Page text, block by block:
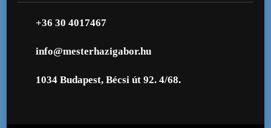
+36 30 4017467
info@mesterhazigabor.hu
1034 Budapest, Bécsi út 92. 4/68.